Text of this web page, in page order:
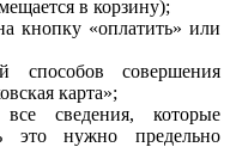
в корзину);
кнопку «оплатить» или
способов совершения
карта»;
сведения, которые
это нужно предельно